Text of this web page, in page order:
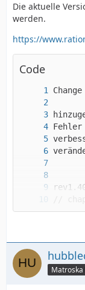
Die aktuelle
werden.
https://
Code